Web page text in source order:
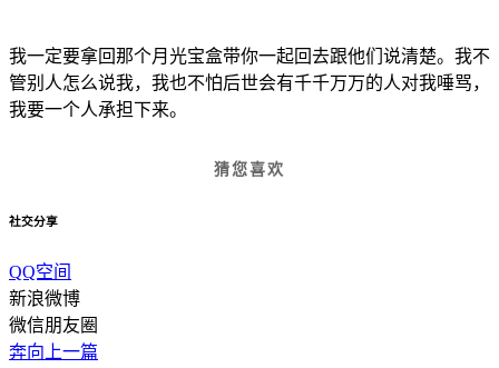
我一定要拿回那个月光宝盒带你一起回去跟他们说清楚。我不
管别人怎么说我，我也不怕后世会有千千万万的人对我唾骂，
我要一个人承担下来。
猜您喜欢
社交分享
QQ空间
新浪微博
微信朋友圈
奔向上一篇